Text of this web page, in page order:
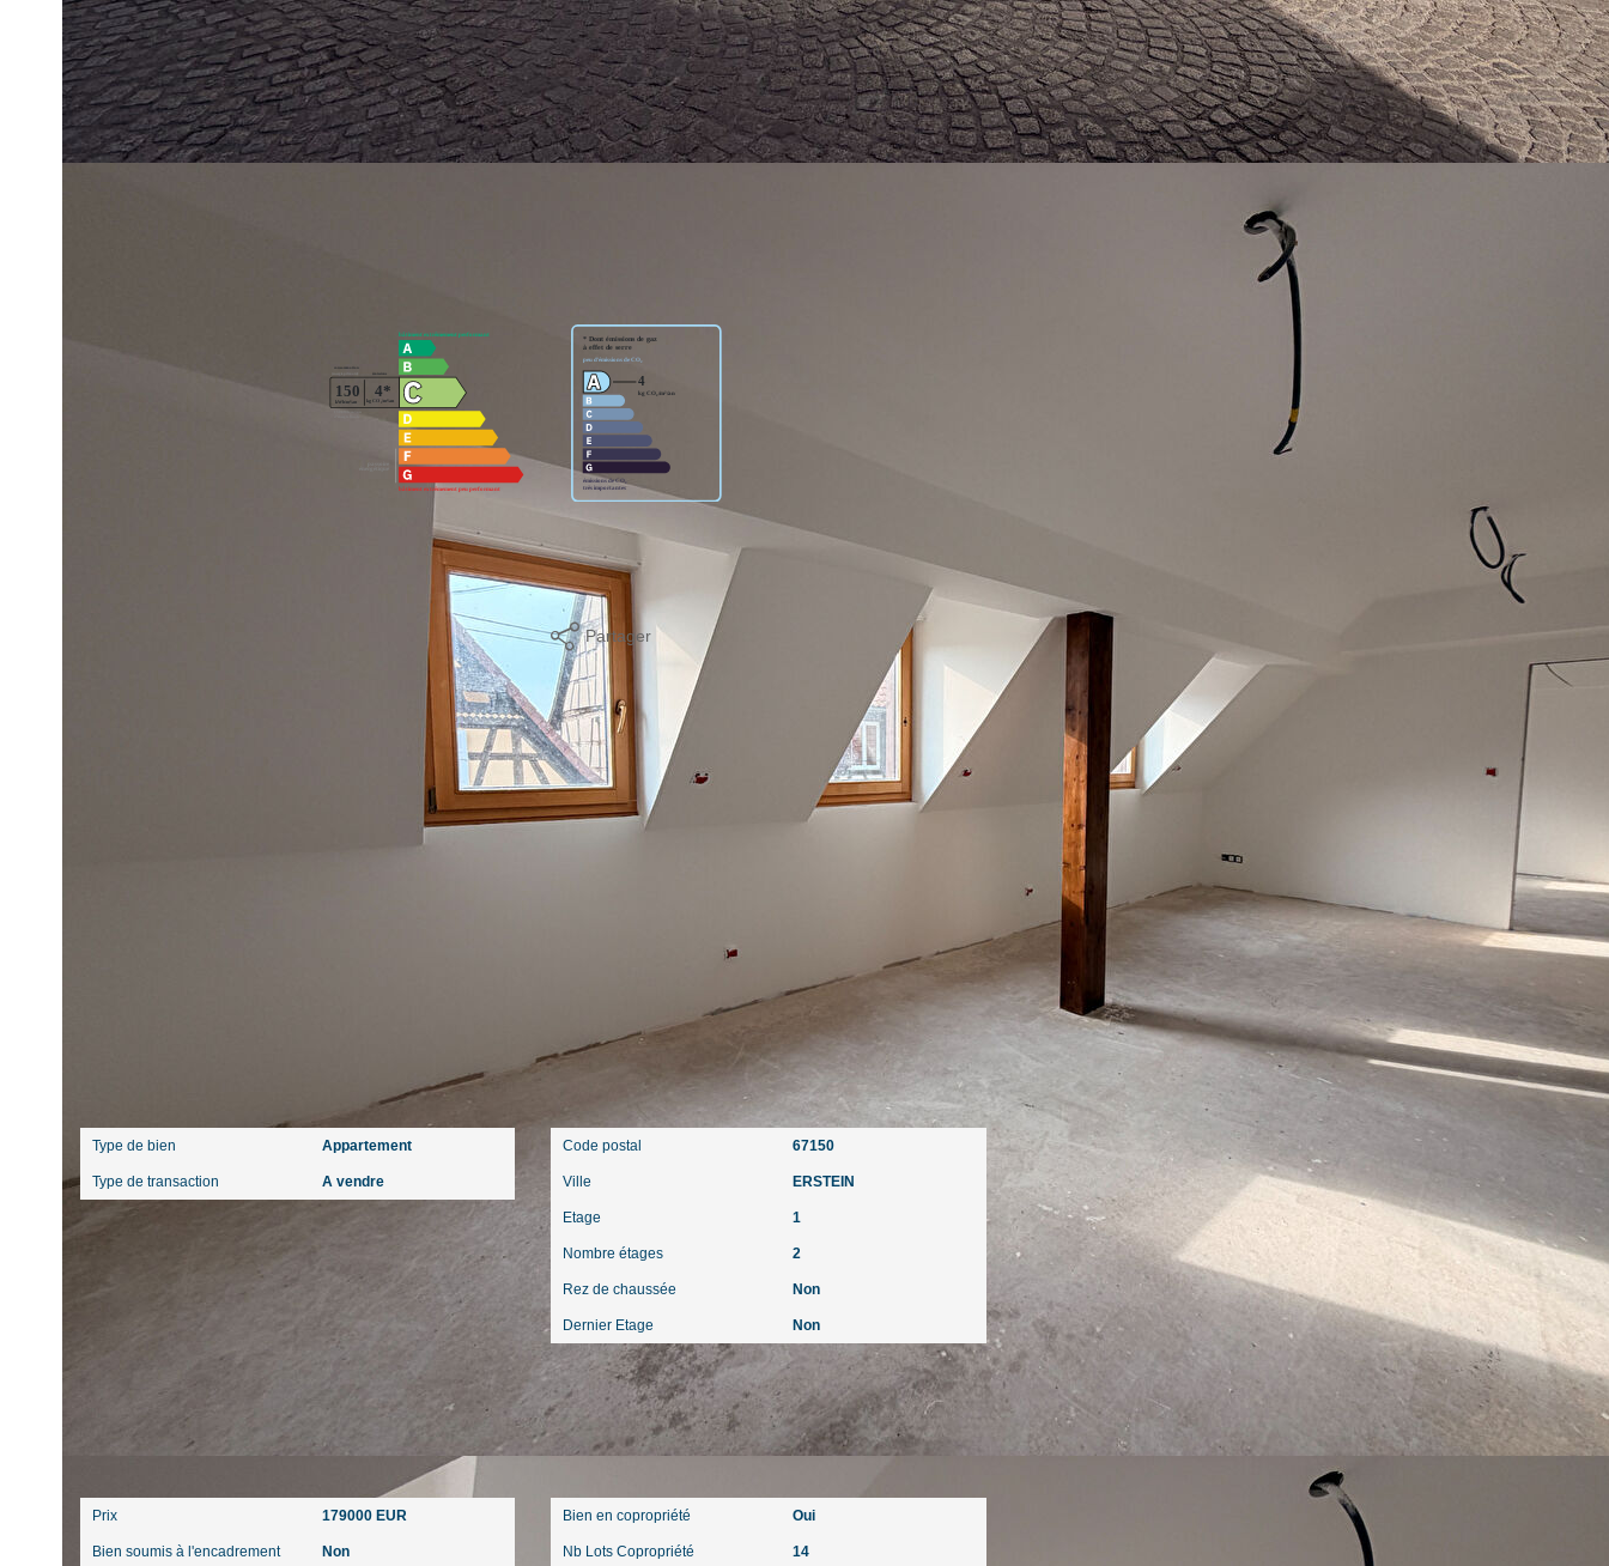
Possibilité d'acheter une cave en option.
Contactez notre agence SALMON Immobilier pour plus de renseignements.
Toutes les informations sur les risques liés à la commune ;
https://errial.georisques.gouv.fr/
Montant estimé des dépenses annuelles d'énergie pour un usage standard entre 800€ et 1130€. indexées aux années
Partager Calculer mon budget
Type de bien Appartement
Type de transaction A vendre
Code postal 67150
Ville ERSTEIN
Etage 1
Nombre étages 2
Rez de chaussée Non
Dernier Etage Non
Prix 179000 EUR
Bien soumis à l'encadrement
Non
Bien en copropriété Oui
Nb Lots Copropriété 14